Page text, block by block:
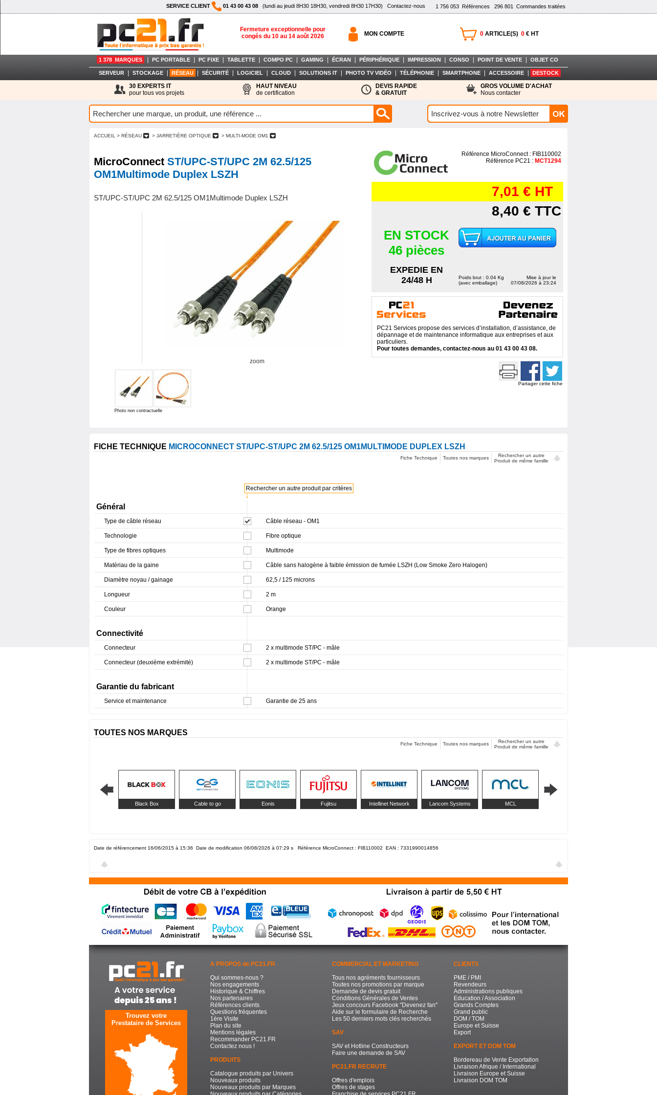
1 756 053 Références 296 801 Commandes traitées
SERVICE CLIENT 01 43 00 43 08 (lundi au jeudi 8H30 18H30, vendredi 8H30 17H30) Contactez-nous
Fermeture exceptionnelle pour
congés du 10 au 14 août 2026
0 ARTICLE(S) 0 € HT
MON COMPTE
1 378 MARQUES PC PORTABLE PC FIXE TABLETTE COMPO PC GAMING ÉCRAN PÉRIPHÉRIQUE IMPRESSION CONSO POINT DE VENTE OBJET CO
SERVEUR STOCKAGE RÉSEAU SÉCURITÉ LOGICIEL CLOUD SOLUTIONS IT PHOTO TV VIDÉO TÉLÉPHONIE SMARTPHONE ACCESSOIRE DESTOCK
30 EXPERTS IT
pour tous vos projets
HAUT NIVEAU
de certification
DEVIS RAPIDE
& GRATUIT
GROS VOLUME D'ACHAT
Nous contacter
ACCUEIL > RÉSEAU > JARRETIÈRE OPTIQUE > MULTI-MODE OM1
MicroConnect ST/UPC-ST/UPC 2M 62.5/125
OM1Multimode Duplex LSZH
ST/UPC-ST/UPC 2M 62.5/125 OM1Multimode Duplex LSZH
zoom
Photo non contractuelle
Référence MicroConnect : FIB110002
Référence PC21 : MCT1294
7,01 € HT
8,40 € TTC
EN STOCK
46 pièces
EXPEDIE EN
24/48 H
Poids brut : 0.04 Kg
(avec emballage)
Mise à jour le
07/08/2026 à 23:24
PC21 Services propose des services d’installation, d’assistance, de
dépannage et de maintenance informatique aux entreprises et aux
particuliers.
Pour toutes demandes, contactez-nous au 01 43 00 43 08.
Partager cette fiche
FICHE TECHNIQUE MICROCONNECT ST/UPC-ST/UPC 2M 62.5/125 OM1MULTIMODE DUPLEX LSZH
Fiche Technique Toutes nos marques
Rechercher un autre
Produit de même famille
↓
Rechercher un autre produit par critères
Général
Type de câble réseau Câble réseau - OM1
Technologie Fibre optique
Type de fibres optiques Multimode
Matériau de la gaine Câble sans halogène à faible émission de fumée LSZH (Low Smoke Zero Halogen)
Diamètre noyau / gainage 62,5 / 125 microns
Longueur 2 m
Couleur Orange
Connectivité
Connecteur 2 x multimode ST/PC - mâle
Connecteur (deuxième extrémité) 2 x multimode ST/PC - mâle
Garantie du fabricant
Service et maintenance Garantie de 25 ans
TOUTES NOS MARQUES
Fiche Technique Toutes nos marques
Rechercher un autre
Produit de même famille
Black Box Cable to go Eonis Fujitsu Intellinet Network Lancom Systems MCL
Date de référencement 16/06/2015 à 15:36 Date de modification 06/08/2026 à 07:29 s Référence MicroConnect : FIB110002 EAN : 7331990014856
Trouvez votre
Prestataire de Services
A PROPOS de PC21.FR
Qui sommes-nous ?
Nos engagements
Historique & Chiffres
Nos partenaires
Références clients
Questions fréquentes
1ère Visite
Plan du site
Mentions légales
Recommander PC21.FR
Contactez nous !
PRODUITS
Catalogue produits par Univers
Nouveaux produits
Nouveaux produits par Marques
COMMERCIAL ET MARKETING
Tous nos agréments fournisseurs
Toutes nos promotions par marque
Demande de devis gratuit
Conditions Générales de Ventes
Jeux concours Facebook "Devenez fan"
Aide sur le formulaire de Recherche
Les 50 derniers mots clés recherchés
SAV
SAV et Hotline Constructeurs
Faire une demande de SAV
PC21.FR RECRUTE
Offres d'emplois
Offres de stages
CLIENTS
PME / PMI
Revendeurs
Administrations publiques
Education / Association
Grands Comptes
Grand public
DOM / TOM
Europe et Suisse
Export
EXPORT ET DOM TOM
Bordereau de Vente Exportation
Livraison Afrique / International
Livraison Europe et Suisse
Livraison DOM TOM